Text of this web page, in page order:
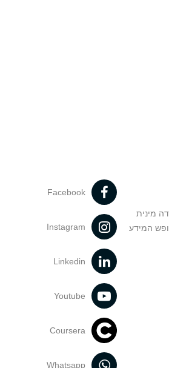
מינית
המידע
Facebook
Instagram
Linkedin
Youtube
Coursera
Whatsapp